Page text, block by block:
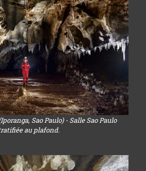
Sao Paulo) - Salle Sao Paulo
au plafond.